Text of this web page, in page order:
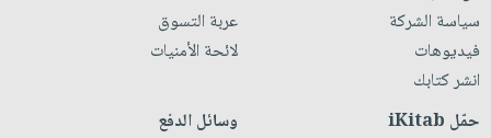
سياسة الشركة
فيديوهات
انشر كتابك
عربة التسوق
لائحة الأمنيات
حمّل iKitab وسائل الدفع